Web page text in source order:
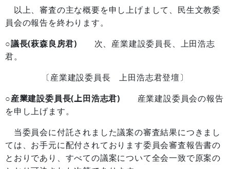
以上、審査の主な概要を申し上げまして、民生文教委
員会の報告を終わります。
○議長(萩森良房君) 次、産業建設委員長、上田浩志
君。
〔産業建設委員長 上田浩志君登壇〕
○産業建設委員長(上田浩志君) 産業建設委員会の報告
を申し上げます。
当委員会に付託されました議案の審査結果につきまし
ては、お手元に配付されております委員会審査報告書の
とおりであり、すべての議案について全会一致で原案の